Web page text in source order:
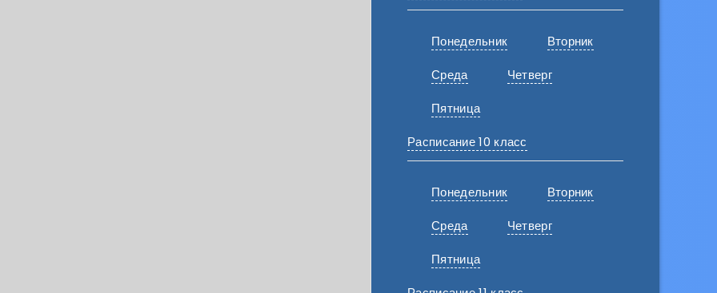
Понедельник
Вторник
Среда
Четверг
Пятница
Расписание 10 класс
Понедельник
Вторник
Среда
Четверг
Пятница